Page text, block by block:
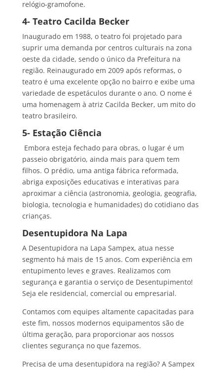
relógio-gramofone.
4- Teatro Cacilda Becker
Inaugurado em 1988, o teatro foi projetado para
suprir uma demanda por centros culturais na zona
oeste da cidade, sendo o único da Prefeitura na
região. Reinaugurado em 2009 após reformas, o
teatro é uma excelente opção no bairro e exibe uma
variedade de espetáculos durante o ano. O nome é
uma homenagem à atriz Cacilda Becker, um mito do
teatro brasileiro.
5- Estação Ciência
Embora esteja fechado para obras, o lugar é um
passeio obrigatório, ainda mais para quem tem
filhos. O prédio, uma antiga fábrica reformada,
abriga exposições educativas e interativas para
aproximar a ciência (astronomia, geologia, geografia,
biologia, tecnologia e humanidades) do cotidiano das
crianças.
Desentupidora Na Lapa
A Desentupidora na Lapa Sampex, atua nesse
segmento há mais de 15 anos. Com experiência em
entupimento leves e graves. Realizamos com
segurança e garantia o serviço de Desentupimento!
Seja ele residencial, comercial ou empresarial.
Contamos com equipes altamente capacitadas para
este fim, nossos modernos equipamentos são de
última geração, para proporcionar aos nossos
clientes segurança no que fazemos.
Precisa de uma desentupidora na região? A Sampex